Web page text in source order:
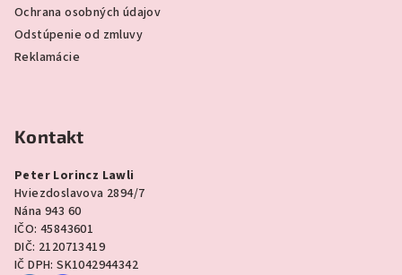
Ochrana osobných údajov
Odstúpenie od zmluvy
Reklamácie
Kontakt
Peter Lorincz Lawli
Hviezdoslavova 2894/7
Nána 943 60
IČO: 45843601
DIČ: 2120713419
IČ DPH: SK1042944342